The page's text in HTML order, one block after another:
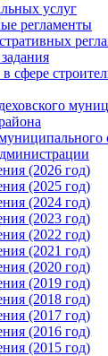
услуг
регламенты
сфере
(2026 год)
(2025 год)
(2024 год)
(2023 год)
(2022 год)
(2021 год)
(2020 год)
(2019 год)
(2018 год)
(2017 год)
(2016 год)
(2015 год)